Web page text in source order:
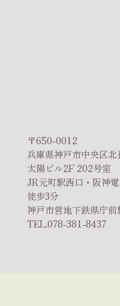
〒650-0012
兵庫県神戸市中央区
太陽ビル2F 202号室
JR元町駅西口・阪神
徒歩3分
神戸市営地下鉄県庁
TEL.078-381-8437